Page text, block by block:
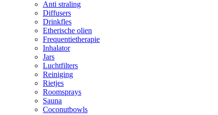
Anti straling
Diffusers
Drinkfles
Etherische olien
Frequentietherapie
Inhalator
Jars
Luchtfilters
Reiniging
Rietjes
Roomsprays
Sauna
Coconutbowls